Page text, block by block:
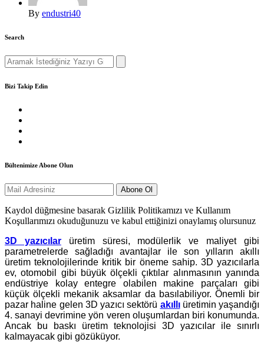
By endustri40
Search
Search
for:
Bizi Takip Edin
Bültenimize Abone Olun
Kaydol düğmesine basarak Gizlilik Politikamızı ve Kullanım
Koşullarımızı okuduğunuzu ve kabul ettiğinizi onaylamış olursunuz
3D yazıcılarüretim süresi, modülerlik ve maliyet gibi
parametrelerde sağladığı avantajlar ile son yılların akıllı
üretim teknolojilerinde kritik bir öneme sahip. 3D yazıcılarla
ev, otomobil gibi büyük ölçekli çıktılar alınmasının yanında
endüstriye kolay entegre olabilen makine parçaları gibi
küçük ölçekli mekanik aksamlar da basılabiliyor. Önemli bir
pazar haline gelen 3D yazıcı sektörü akıllıüretimin yaşandığı
4. sanayi devrimine yön veren oluşumlardan biri konumunda.
Ancak bu baskı üretim teknolojisi 3D yazıcılar ile sınırlı
kalmayacak gibi gözüküyor.